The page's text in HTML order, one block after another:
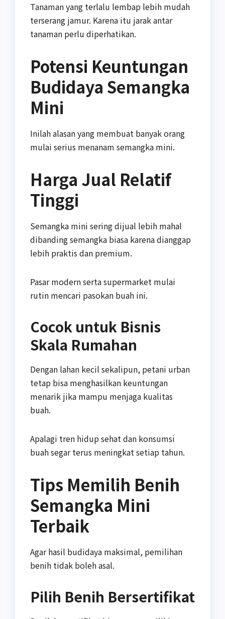
Tanaman yang terlalu lembap lebih mudah
terserang jamur. Karena itu jarak antar
tanaman perlu diperhatikan.
Potensi Keuntungan
Budidaya Semangka
Mini
Inilah alasan yang membuat banyak orang
mulai serius menanam semangka mini.
Harga Jual Relatif
Tinggi
Semangka mini sering dijual lebih mahal
dibanding semangka biasa karena dianggap
lebih praktis dan premium.
Pasar modern serta supermarket mulai
rutin mencari pasokan buah ini.
Cocok untuk Bisnis
Skala Rumahan
Dengan lahan kecil sekalipun, petani urban
tetap bisa menghasilkan keuntungan
menarik jika mampu menjaga kualitas
buah.
Apalagi tren hidup sehat dan konsumsi
buah segar terus meningkat setiap tahun.
Tips Memilih Benih
Semangka Mini
Terbaik
Agar hasil budidaya maksimal, pemilihan
benih tidak boleh asal.
Pilih Benih Bersertifikat